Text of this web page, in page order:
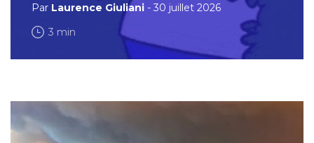
Par Laurence Giuliani - 30 juillet 2026
3 min